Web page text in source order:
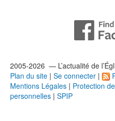
2005-2026 — L’actualité de
Plan du site | Se connecter |
Mentions Légales | Protection
personnelles | SPIP